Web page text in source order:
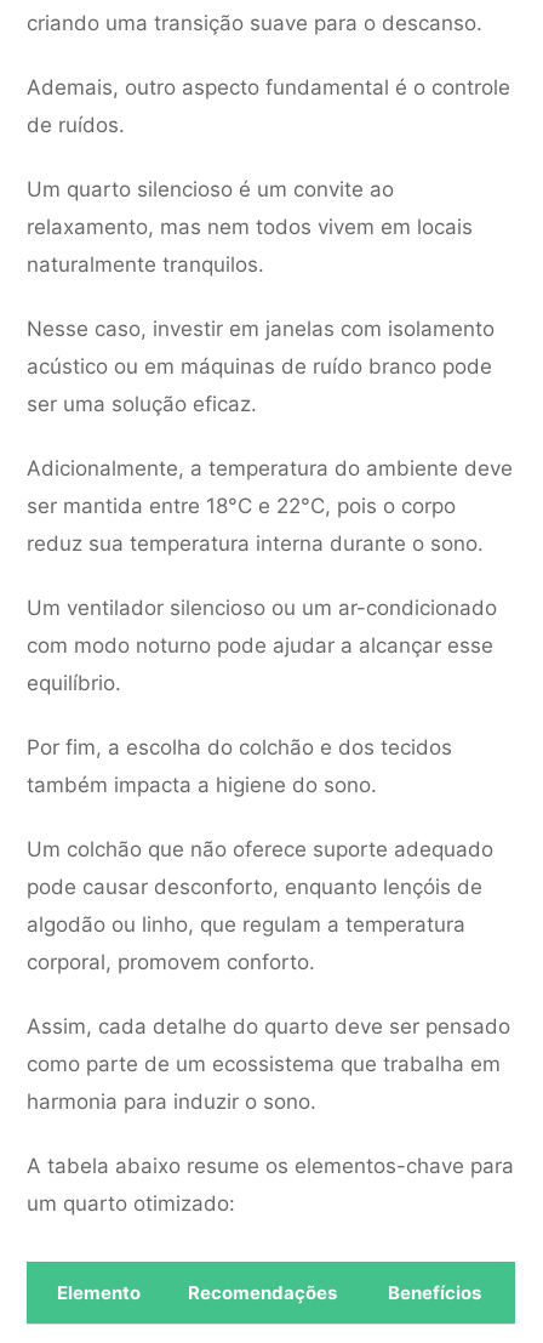
criando uma transição suave para o descanso.
Ademais, outro aspecto fundamental é o controle
de ruídos.
Um quarto silencioso é um convite ao
relaxamento, mas nem todos vivem em locais
naturalmente tranquilos.
Nesse caso, investir em janelas com isolamento
acústico ou em máquinas de ruído branco pode
ser uma solução eficaz.
Adicionalmente, a temperatura do ambiente deve
ser mantida entre 18°C e 22°C, pois o corpo
reduz sua temperatura interna durante o sono.
Um ventilador silencioso ou um ar-condicionado
com modo noturno pode ajudar a alcançar esse
equilíbrio.
Por fim, a escolha do colchão e dos tecidos
também impacta a higiene do sono.
Um colchão que não oferece suporte adequado
pode causar desconforto, enquanto lençóis de
algodão ou linho, que regulam a temperatura
corporal, promovem conforto.
Assim, cada detalhe do quarto deve ser pensado
como parte de um ecossistema que trabalha em
harmonia para induzir o sono.
A tabela abaixo resume os elementos-chave para
um quarto otimizado:
Elemento Recomendações Benefícios